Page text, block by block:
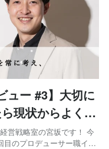
ュー #3】大切に
現状からよくな
ないこと。
戦略室の宮坂です！ 今
目のプロデューサー職イン